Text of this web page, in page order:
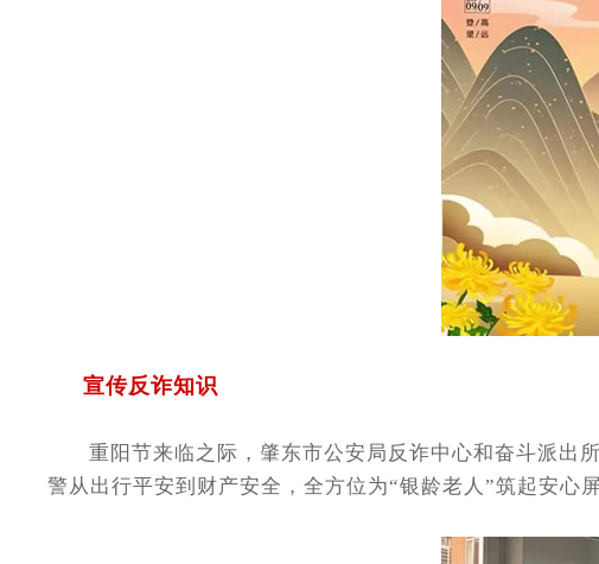
宣传反诈知识
重阳节来临之际，肇东市公安局反诈中心和奋斗派出所
警从出行平安到财产安全，全方位为“银龄老人”筑起安心屏